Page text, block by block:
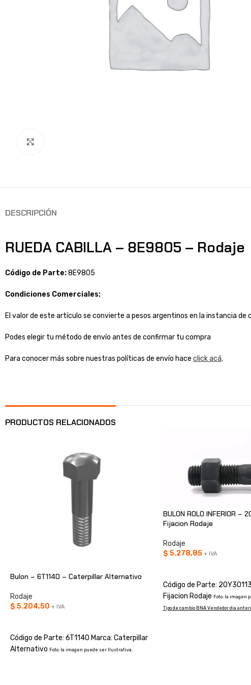
DESCRIPCIÓN
RUEDA CABILLA – 8E9805 – Rodaje
Código de Parte:8E9805
Condiciones Comerciales:
El valor de este artículo se convierte a pesos argentinos en la instancia de
Podes elegir tu método de envío antes de confirmar tu compra
Para conocer más sobre nuestras políticas de envío hace click acá.
PRODUCTOS RELACIONADOS
Bulon – 6T1140 – Caterpillar Alternativo
Rodaje
$ 5.204,50 + IVA
Código de Parte: 6T1140 Marca: Caterpillar
Alternativo Foto: la imagen puede ser Ilustrativa.
BULON ROLO INFERIOR –
Fijacion Rodaje
Rodaje
$ 5.278,85 + IVA
Código de Parte:
Fijacion Rodaje Foto: la imagen
Tipo de cambio BNA Vendedor dia